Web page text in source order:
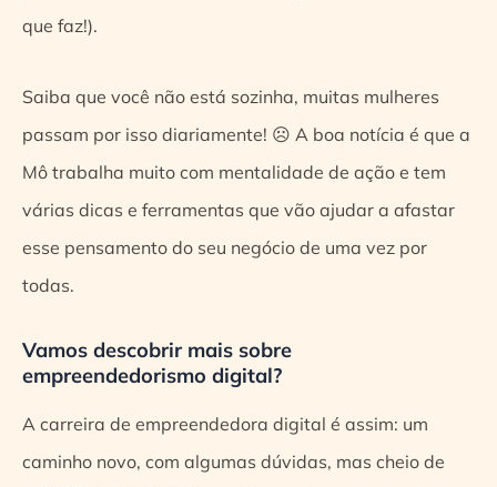
que faz!).
Saiba que você não está sozinha, muitas mulheres
passam por isso diariamente! ☹ A boa notícia é que a
Mô trabalha muito com mentalidade de ação e tem
várias dicas e ferramentas que vão ajudar a afastar
esse pensamento do seu negócio de uma vez por
todas.
Vamos descobrir mais sobre
empreendedorismo digital?
A carreira de empreendedora digital é assim: um
caminho novo, com algumas dúvidas, mas cheio de